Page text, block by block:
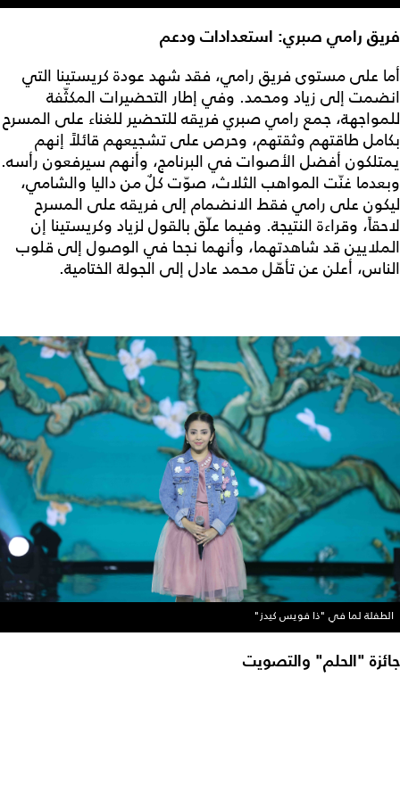
فريق رامي صبري: استعدادات ودعم
أما على مستوى فريق رامي، فقد شهد عودة كريستينا التي
انضمت إلى زياد ومحمد. وفي إطار التحضيرات المكثّفة
للمواجهة، جمع رامي صبري فريقه للتحضير للغناء على المسرح
بكامل طاقتهم وثقتهم، وحرص على تشجيعهم قائلاً إنهم
يمتلكون أفضل الأصوات في البرنامج، وأنهم سيرفعون رأسه.
وبعدما غنّت المواهب الثلاث، صوّت كلٌ من داليا والشامي،
ليكون على رامي فقط الانضمام إلى فريقه على المسرح
لاحقاً، وقراءة النتيجة. وفيما علّق بالقول لزياد وكريستينا إن
الملايين قد شاهدتهما، وأنهما نجحا في الوصول إلى قلوب
الناس، أعلن عن تأهّل محمد عادل إلى الجولة الختامية.
الطفلة لما في "ذا فويس كيدز"
جائزة "الحلم" والتصويت